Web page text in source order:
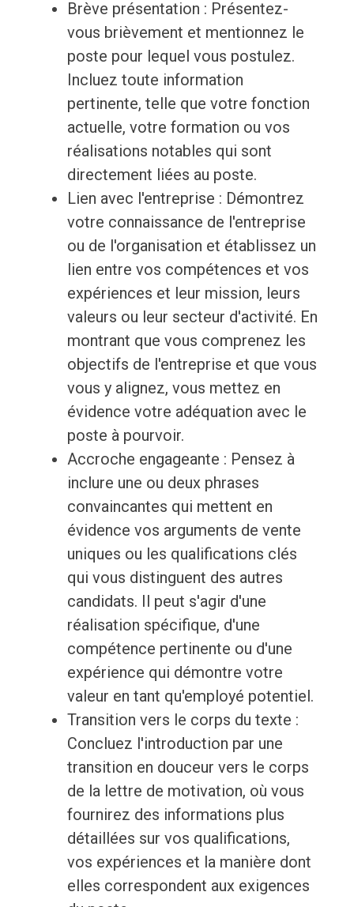
Brève présentation : Présentez-
vous brièvement et mentionnez le
poste pour lequel vous postulez.
Incluez toute information
pertinente, telle que votre fonction
actuelle, votre formation ou vos
réalisations notables qui sont
directement liées au poste.
Lien avec l'entreprise : Démontrez
votre connaissance de l'entreprise
ou de l'organisation et établissez un
lien entre vos compétences et vos
expériences et leur mission, leurs
valeurs ou leur secteur d'activité. En
montrant que vous comprenez les
objectifs de l'entreprise et que vous
vous y alignez, vous mettez en
évidence votre adéquation avec le
poste à pourvoir.
Accroche engageante : Pensez à
inclure une ou deux phrases
convaincantes qui mettent en
évidence vos arguments de vente
uniques ou les qualifications clés
qui vous distinguent des autres
candidats. Il peut s'agir d'une
réalisation spécifique, d'une
compétence pertinente ou d'une
expérience qui démontre votre
valeur en tant qu'employé potentiel.
Transition vers le corps du texte :
Concluez l'introduction par une
transition en douceur vers le corps
de la lettre de motivation, où vous
fournirez des informations plus
détaillées sur vos qualifications,
vos expériences et la manière dont
elles correspondent aux exigences